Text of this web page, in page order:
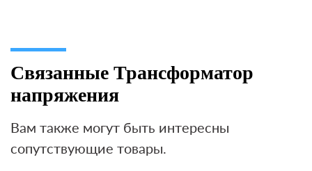
Связанные Трансформатор
напряжения
Вам также могут быть интересны
сопутствующие товары.